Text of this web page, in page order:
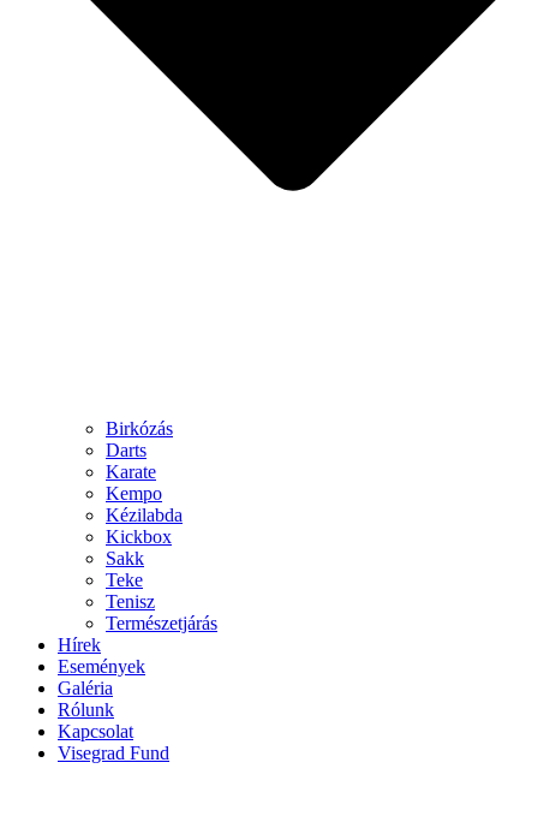
Birkózás
Darts
Karate
Kempo
Kézilabda
Kickbox
Sakk
Teke
Tenisz
Természetjárás
Hírek
Események
Galéria
Rólunk
Kapcsolat
Visegrad Fund